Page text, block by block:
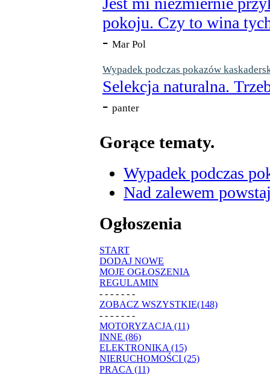
pokoju. Czy to wina
- Mar Pol
Wypadek podczas pokazów
Selekcja naturalna.
- panter
Gorące tematy.
Wypadek podczas
Nad zalewem
Ogłoszenia
START
DODAJ NOWE
MOJE OGŁOSZENIA
REGULAMIN
- - - - - - -
ZOBACZ WSZYSTKIE(148)
- - - - - - -
MOTORYZACJA (11)
INNE (86)
ELEKTRONIKA (15)
NIERUCHOMOŚCI (25)
PRACA (11)